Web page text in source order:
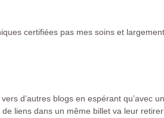
certifiées pas mes soins et
d’autres blogs en espérant qu’avec
liens dans un même billet va leur